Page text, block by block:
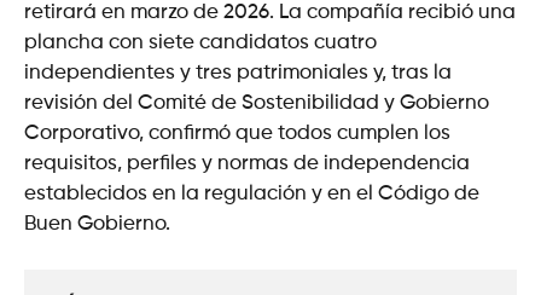
retirará en marzo de 2026. La compañía recibió una
plancha con siete candidatos cuatro
independientes y tres patrimoniales y, tras la
revisión del Comité de Sostenibilidad y Gobierno
Corporativo, confirmó que todos cumplen los
requisitos, perfiles y normas de independencia
establecidos en la regulación y en el Código de
Buen Gobierno.